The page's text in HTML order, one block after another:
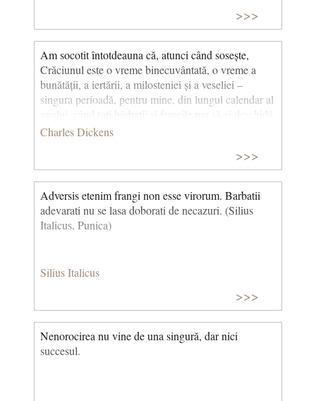
>>>
Am socotit întotdeauna că, atunci când sosește,
Crăciunul este o vreme binecuvântată, o vreme a
bunătății, a iertării, a milosteniei și a veseliei –
singura perioadă, pentru mine, din lungul calendar al
anului, când toți bărbații și femeile par să-și deschidă
la unison inimile ferecate și să-i considere pe cei mai
calea ce ne duce pe toți către același loc, iar nu o rasă
osebită de ființe pășind pe alte cărări. Deși Crăciunul
nu mi-a adus vreodată vreun grăunte de aur sau de
argint în buzunare, sunt convins că mi-a făcut totuși
mult bine și că îmi va face mereu. Și atunci spun:
Binecuvântat fie Crăciunul! (Poveste de Crăciun)
Charles Dickens
>>>
Adversis etenim frangi non esse virorum. Barbatii
adevarati nu se lasa doborati de necazuri. (Silius
Italicus, Punica)
Silius Italicus
>>>
Nenorocirea nu vine de una singură, dar nici
succesul.